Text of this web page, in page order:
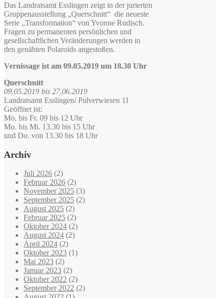
Das Landratsamt Esslingen zeigt in der jurierten
Gruppenausstellung „Querschnitt“ die neueste
Serie „Transformation“ von Yvonne Rudisch.
Fragen zu permanenten persönlichen und
gesellschaftlichen Veränderungen werden in
den genähten Polaroids angestoßen.
Vernissage ist am 09.05.2019 um 18.30 Uhr
Querschnitt
09.05.2019 bis 27.06.2019
Landratsamt Esslingen/ Pulverwiesen 11
Geöffnet ist:
Mo. bis Fr. 09 bis 12 Uhr
Mo. bis Mi. 13.30 bis 15 Uhr
und Do. von 13.30 bis 18 Uhr
Archiv
Juli 2026 (2)
Februar 2026 (2)
November 2025 (3)
September 2025 (2)
August 2025 (2)
Februar 2025 (2)
Oktober 2024 (2)
August 2024 (2)
April 2024 (2)
Oktober 2023 (1)
Mai 2023 (2)
Januar 2023 (2)
Oktober 2022 (2)
September 2022 (2)